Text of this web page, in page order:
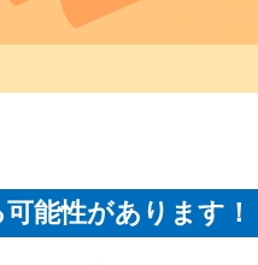
能性があります！